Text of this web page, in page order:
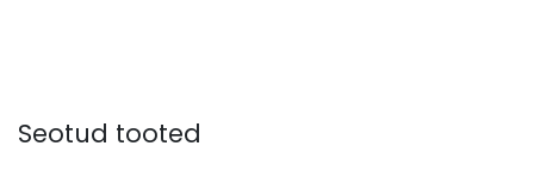
Seotud tooted